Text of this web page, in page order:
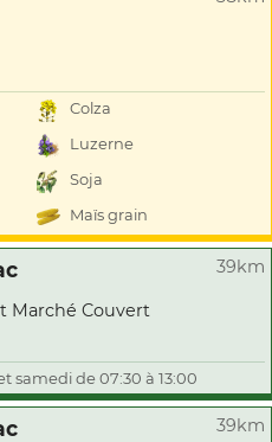
Colza
Luzerne
Soja
Maïs grain
39km
Marché Couvert
samedi de 07:30 à 13:00
39km